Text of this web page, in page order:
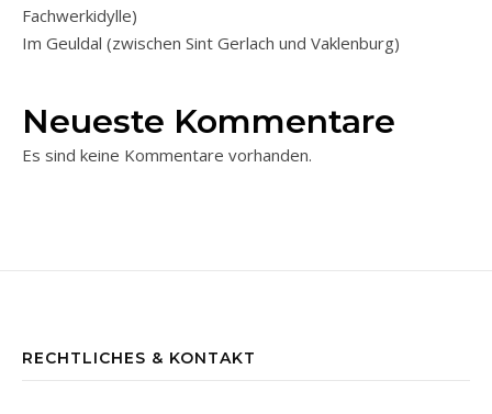
Fachwerkidylle)
Im Geuldal (zwischen Sint Gerlach und Vaklenburg)
Neueste Kommentare
Es sind keine Kommentare vorhanden.
RECHTLICHES & KONTAKT